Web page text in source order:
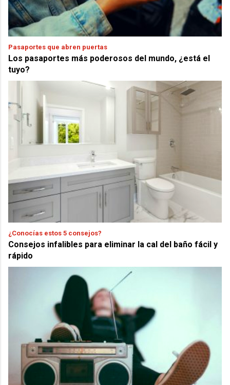
Pasaportes que abren puertas
Los pasaportes más poderosos del mundo, ¿está el
tuyo?
¿Conocías estos 5 consejos?
Consejos infalibles para eliminar la cal del baño fácil y
rápido